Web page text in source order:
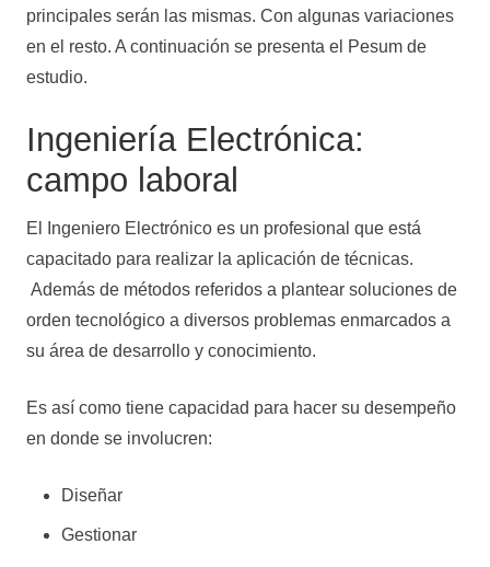
principales serán las mismas. Con algunas variaciones
en el resto. A continuación se presenta el Pesum de
estudio.
Ingeniería Electrónica:
campo laboral
El Ingeniero Electrónico es un profesional que está
capacitado para realizar la aplicación de técnicas.
Además de métodos referidos a plantear soluciones de
orden tecnológico a diversos problemas enmarcados a
su área de desarrollo y conocimiento.
Es así como tiene capacidad para hacer su desempeño
en donde se involucren:
Diseñar
Gestionar